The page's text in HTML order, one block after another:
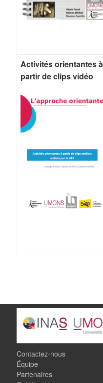
Activités orientantes à
partir de clips vidéo
Contactez-nous
Équipe
Partenaires